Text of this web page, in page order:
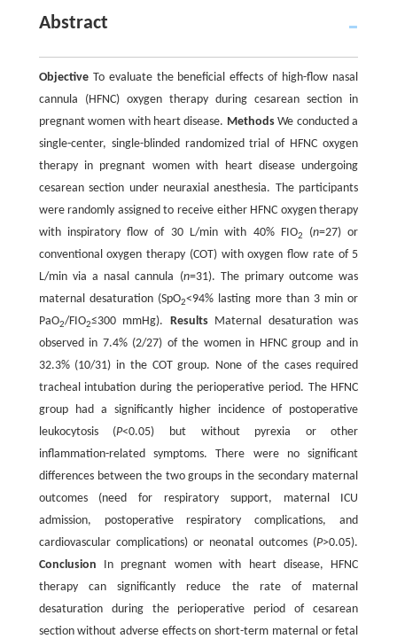
Abstract
ObjectiveTo evaluate the beneficial effects of high-flow nasal
cannula (HFNC) oxygen therapy during cesarean section in
pregnant women with heart disease. MethodsWe conducted a
single-center, single-blinded randomized trial of HFNC oxygen
therapy in pregnant women with heart disease undergoing
cesarean section under neuraxial anesthesia. The participants
were randomly assigned to receive either HFNC oxygen therapy
with inspiratory flow of 30 L/min with 40% FIO2 (n=27) or
conventional oxygen therapy (COT) with oxygen flow rate of 5
L/min via a nasal cannula (n=31). The primary outcome was
maternal desaturation (SpO2<94% lasting more than 3 min or
PaO2/FIO2≤300 mmHg). ResultsMaternal desaturation was
observed in 7.4% (2/27) of the women in HFNC group and in
32.3% (10/31) in the COT group. None of the cases required
tracheal intubation during the perioperative period. The HFNC
group had a significantly higher incidence of postoperative
leukocytosis (P<0.05) but without pyrexia or other
inflammation-related symptoms. There were no significant
differences between the two groups in the secondary maternal
outcomes (need for respiratory support, maternal ICU
admission, postoperative respiratory complications, and
cardiovascular complications) or neonatal outcomes (P>0.05).
Conclusion In pregnant women with heart disease, HFNC
therapy can significantly reduce the rate of maternal
desaturation during the perioperative period of cesarean
section without adverse effects on short-term maternal or fetal